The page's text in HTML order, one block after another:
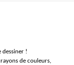
dessiner !
de couleurs,